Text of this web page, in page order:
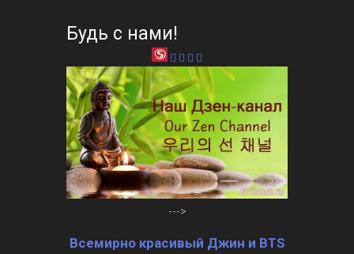
Будь с нами!
--->
Всемирно красивый Джин и BTS